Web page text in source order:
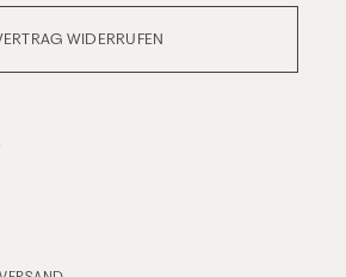
WIDERRUFEN